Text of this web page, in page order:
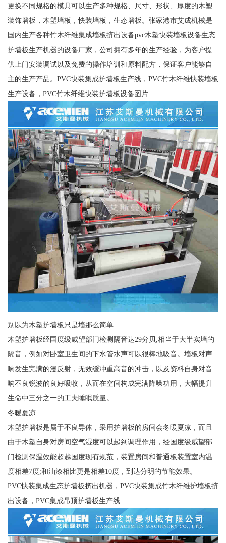
更换不同规格的模具可以生产多种规格、尺寸、形状、厚度的木塑
装饰墙板，木塑墙板，快装墙板，生态墙板。张家港市艾成机械是
国内生产各种竹木纤维集成墙板挤出设备pvc木塑快装墙板设备生态
护墙板生产机器的设备厂家，公司拥有多年的生产经验，为客户提
供上门安装调试以及免费的操作培训和原料配方，保证客户能够自
主的生产产品。PVC快装集成护墙板生产线，PVC竹木纤维快装墙板
生产设备，PVC竹木纤维快装护墙板设备图片
别以为木塑护墙板只是墙那么简单
木塑护墙板经国度级威望部门检测隔音达29分贝,相当于大半实墙的
隔音，例如对卧室卫生间的下水管水声可以很棒地吸音。墙板对声
响发生完满的漫反射，无效缓冲重高音的冲击，以及资料自身对音
响不良锐波的良好吸收，从而在空间构成完满降噪功用，大幅提升
生命中三分之一的工夫睡眠质量。
冬暖夏凉
木塑护墙板是属于不良导体，采用护墙板的房间会冬暖夏凉，而且
由于木塑自身对房间空气湿度可以起到调理作用，经国度级威望部
门检测保温效能超越国度现有规范，装置房间和普通板装置室内温
度相差7度;和油漆相比更是相差10度，到达分明的节能效果。
PVC快装集成生态护墙板挤出机器，PVC快装集成竹木纤维护墙板挤
出设备，PVC集成吊顶护墙板生产线